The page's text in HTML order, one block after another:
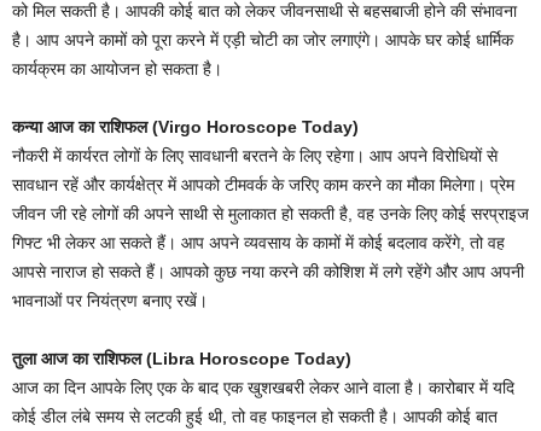
को मिल सकती है। आपकी कोई बात को लेकर जीवनसाथी से बहसबाजी होने की संभावना
है। आप अपने कामों को पूरा करने में एड़ी चोटी का जोर लगाएंगे। आपके घर कोई धार्मिक
कार्यक्रम का आयोजन हो सकता है।
कन्या आज का राशिफल (Virgo Horoscope Today)
नौकरी में कार्यरत लोगों के लिए सावधानी बरतने के लिए रहेगा। आप अपने विरोधियों से
सावधान रहें और कार्यक्षेत्र में आपको टीमवर्क के जरिए काम करने का मौका मिलेगा। प्रेम
जीवन जी रहे लोगों की अपने साथी से मुलाकात हो सकती है, वह उनके लिए कोई सरप्राइज
गिफ्ट भी लेकर आ सकते हैं। आप अपने व्यवसाय के कामों में कोई बदलाव करेंगे, तो वह
आपसे नाराज हो सकते हैं। आपको कुछ नया करने की कोशिश में लगे रहेंगे और आप अपनी
भावनाओं पर नियंत्रण बनाए रखें।
तुला आज का राशिफल (Libra Horoscope Today)
आज का दिन आपके लिए एक के बाद एक खुशखबरी लेकर आने वाला है। कारोबार में यदि
कोई डील लंबे समय से लटकी हुई थी, तो वह फाइनल हो सकती है। आपकी कोई बात